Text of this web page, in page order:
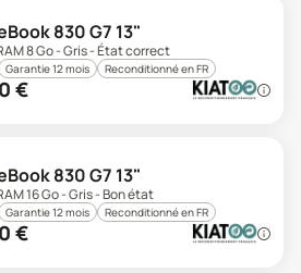
830 G7 13"
8 Go - Gris - État correct
Garantie 12 mois Reconditionné en FR
€
830 G7 13"
16 Go - Gris - Bon état
Garantie 12 mois Reconditionné en FR
€